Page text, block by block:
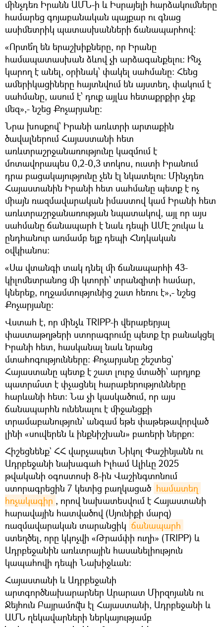
մինչդեռ Իրանն ԱՄՆ-ի և Իսրայելի հարձակումները
համարեց գոյաբանական պայքար ու գնաց
ասիմետրիկ պատասխանների ճանապարհով։
«Որտե՞ղ են երաշխիքները, որ Իրանը
համապատասխան ձևով չի արձագանքելու։ Ի՞նչ
կարող է անել, օրինակ՝ փակել սահմանը։ Հենց
ամերիկացիները հայտնվում են այստեղ, փակում է
սահմանը, ասում է՝ դուք այլևս հետաքրքիր չեք
մեզ»,- նշեց Քոչարյանը։
Նրա խոսքով՝ Իրանի առևտրի արտաքին
ծավալներում Հայաստանի հետ
առևտրաշրջանառությունը կազմում է
մոտավորապես 0,2-0,3 տոկոս, ուստի Իրանում
դրա բացակայությունը չեն էլ նկատելու։ Մինչդեռ
Հայաստանին Իրանի հետ սահմանը պետք է ոչ
միայն ռազմավարական իմաստով կամ Իրանի հետ
առևտրաշրջանառության նպատակով, այլ որ այս
սահմանը ճանապարհ է նաև դեպի ԱՄԷ շուկա և
ընդհանուր առմամբ ելք դեպի Հնդկական
օվկիանոս։
«Սա վտանգի տակ դնել մի ճանապարհի 43-
կիլոմետրանոց մի կտորի՝ տրանզիտի համար,
կներեք, ողջամտությունից շատ հեռու է»,- նշեց
Քոչարյանը։
Վստահ է, որ մինչև TRIPP-ի վերաբերյալ
փաստաթղթերի ստորագրումը պետք էր բանակցել
Իրանի հետ, հասկանալ նաև նրանց
մտահոգությունները։ Քոչարյանը շեշտեց`
Հայաստանը պետք է շատ լուրջ մտածի՝ արդյոք
պատրա՞ստ է փչացնել հարաբերությունները
հարևանի հետ։ Նա չի կասկածում, որ այս
ճանապարհն ունենալու է միջանցքի
տրամաբանություն՝ անգամ եթե փաթեթավորված
լինի «սուվերեն և ինքնիշխան» բառերի ներքո։
Հիշեցնենք` ՀՀ վարչապետ Նիկոլ Փաշինյանն ու
Ադրբեջանի նախագահ Իլհամ Ալիևը 2025
թվականի օգոստոսի 8-ին Վաշինգտոնում
ստորագրեցին 7 կետից բաղկացած համատեղ
հռչակագիր , որով նախատեսվում է Հայաստանի
հարավային հատվածով (Սյունիքի մարզ)
ռազմավարական տարանցիկ ճանապարհ
ստեղծել, որը կկոչվի «Թրամփի ուղի» (TRIPP) և
Ադրբեջանին առևտրային հասանելիություն
կապահովի դեպի Նախիջևան:
Հայաստանի և Ադրբեջանի
արտգործնախարարներ Արարատ Միրզոյանն ու
Ջեյհուն Բայրամովն էլ Հայաստանի, Ադրբեջանի և
ԱՄՆ ղեկավարների ներկայությամբ